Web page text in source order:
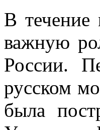
В течение
важную
России.
русском
была